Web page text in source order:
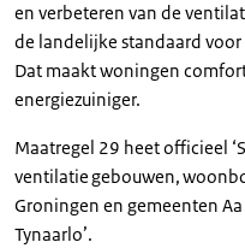
en verbeteren van de
de landelijke standaard
Dat maakt woningen
energiezuiniger.
Maatregel 29 heet officieel
ventilatie gebouwen,
Groningen en gemeenten
Tynaarlo’.